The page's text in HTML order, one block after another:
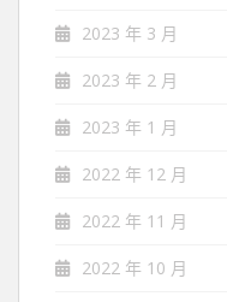
2023 年 3 月
2023 年 2 月
2023 年 1 月
2022 年 12 月
2022 年 11 月
2022 年 10 月